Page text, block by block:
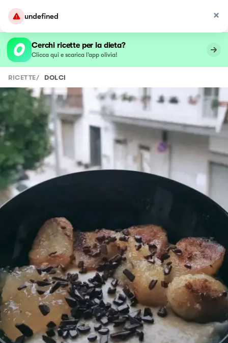
undefined
Cerchi ricette per la dieta?
Clicca qui e scarica l’app olivia!
RICETTE/ DOLCI